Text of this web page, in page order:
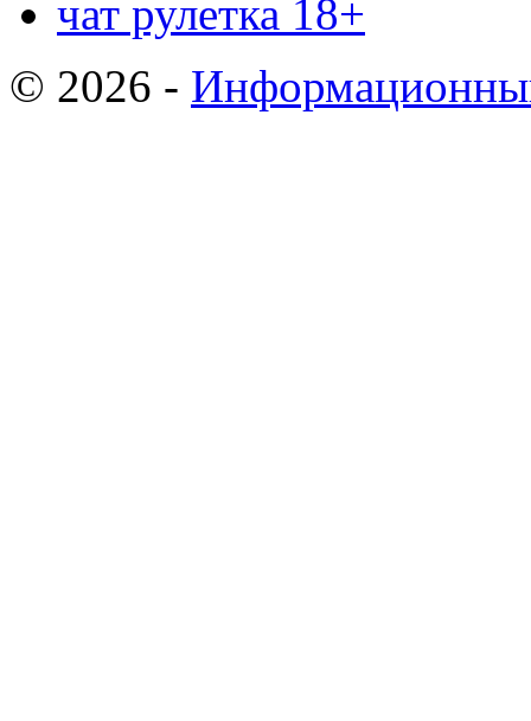
чат рулетка 18+
© 2026 -